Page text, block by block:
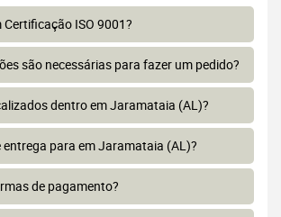
ISO 9001?
são necessárias para fazer um pedido?
dentro em Jaramataia (AL)?
entrega para em Jaramataia (AL)?
de pagamento?